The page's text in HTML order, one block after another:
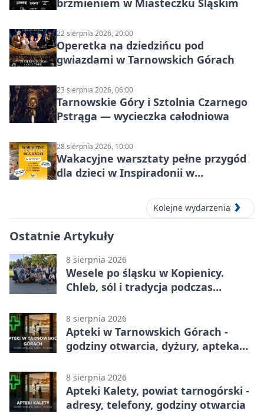
brzmieniem w Miasteczku Śląskim
22 sierpnia 2026, 20:00
Operetka na dziedzińcu pod
gwiazdami w Tarnowskich Górach
23 sierpnia 2026, 06:00
Tarnowskie Góry i Sztolnia Czarnego
Pstrąga — wycieczka całodniowa
28 sierpnia 2026, 10:00
Wakacyjne warsztaty pełne przygód
dla dzieci w Inspiradonii w
Kolejne wydarzenia
Ostatnie Artykuły
8 sierpnia 2026
Wesele po śląsku w Kopienicy.
Chleb, sól i tradycja podczas
8 sierpnia 2026
Apteki w Tarnowskich Górach -
godziny otwarcia, dyżury, apteka
8 sierpnia 2026
Apteki Kalety, powiat tarnogórski -
adresy, telefony, godziny otwarcia